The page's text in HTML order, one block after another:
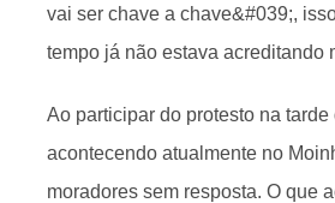
vai ser chave a chave&#039;,
tempo já não estava acreditando
Ao participar do protesto na
acontecendo atualmente no
moradores sem resposta. O que